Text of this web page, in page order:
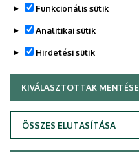
Funkcionális sütik
Analitikai sütik
Hirdetési sütik
KIVÁLASZTOTTAK MENTÉSE
ÖSSZES ELUTASÍTÁSA
WITHDRAW CONSENT
Adatvédelem